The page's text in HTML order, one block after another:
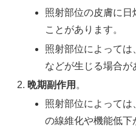
照射部位の皮膚に日
ことがあります。
照射部位によっては
などが生じる場合が
晩期副作用 。
照射部位によって
の線維化や機能低下